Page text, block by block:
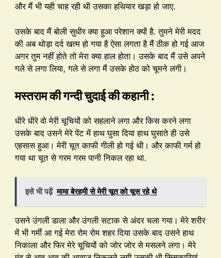
और मैं भी यही चाह रही थी उसका हथियार खड़ा हो जाए.
उसके बाद मैं बोली सुधीर क्या हुआ परेशान क्यों है. तुमने मेरी मदद
की अब थोड़ा दर्द खत्म हो गया है ऐसा लगता है मैं ठीक हो गई आज
अगर तुम नहीं होते तो मेरा क्या हाल होता। उसके बाद मैं उसे अपने
गले से लगा लिया, गले से लगा मैं उसके होठ को चूमने लगी।
मस्तराम की गन्दी चुदाई की कहानी :
धीरे धीरे वो मेरी चूचियों को सहलाने लगा और किस करने लगा
उसके बाद उसने मेरे पेंट में हाथ घुसा दिया हाथ घुसाते ही उसे
एहसास हुआ। मेरी चूत काफी गीली हो गई थी। और काफी गर्म हो
गया था चूत से गरम गरम पानी निकल रहा था.
इसे भी पढ़ें मामा बेरहमी से मेरी चूत को चूस रहे थे
उसने उंगली डाला और उंगली सटाक से अंदर चला गया। मेरे शरीर
में भी गर्मी आ गई मेरा रोम रोम शहर दिया उसके बाद उसने हाथ
निकाला और फिर मेरे चूचियों को जोर जोर से मसलने लगा। मेरे